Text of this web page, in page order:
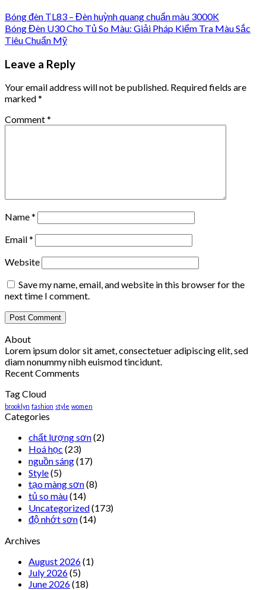
Bóng đèn TL83 – Đèn huỳnh quang chuẩn màu 3000K
Bóng Đèn U30 Cho Tủ So Màu: Giải Pháp Kiểm Tra Màu Sắc
Tiêu Chuẩn Mỹ
Leave a Reply
Your email address will not be published. Required fields are
marked*
Comment*
Name*
Email*
Website
Save my name, email, and website in this browser for the
next time I comment.
About
Lorem ipsum dolor sit amet, consectetuer adipiscing elit, sed
diam nonummy nibh euismod tincidunt.
Recent Comments
Tag Cloud
brooklyn fashion style women
Categories
chất lượng sơn(2)
Hoá học (23)
nguồn sáng(17)
Style(5)
tạo màng sơn(8)
tủ so màu(14)
Uncategorized(173)
độ nhớt sơn(14)
Archives
August 2026(1)
July 2026(5)
June 2026(18)